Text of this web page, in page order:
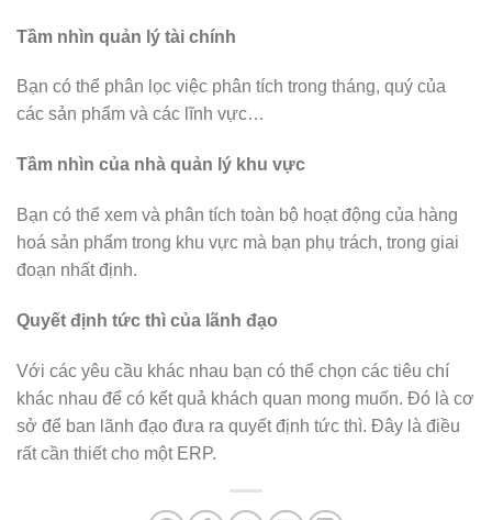
Tầm nhìn quản lý tài chính
Bạn có thể phân lọc việc phân tích trong tháng, quý của
các sản phẩm và các lĩnh vực…
Tầm nhìn của nhà quản lý khu vực
Bạn có thể xem và phân tích toàn bộ hoạt động của hàng
hoá sản phẩm trong khu vực mà bạn phụ trách, trong giai
đoạn nhất định.
Quyết định tức thì của lãnh đạo
Với các yêu cầu khác nhau bạn có thể chọn các tiêu chí
khác nhau để có kết quả khách quan mong muốn. Đó là cơ
sở để ban lãnh đạo đưa ra quyết định tức thì. Đây là điều
rất cần thiết cho một ERP.